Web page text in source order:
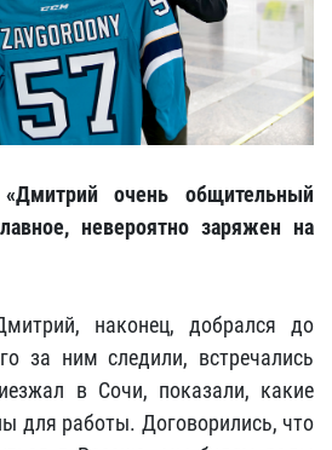
очень общительный
невероятно заряжен на
наконец, добрался до
за ним следили, встречались
в Сочи, показали, какие
для работы. Договорились, что